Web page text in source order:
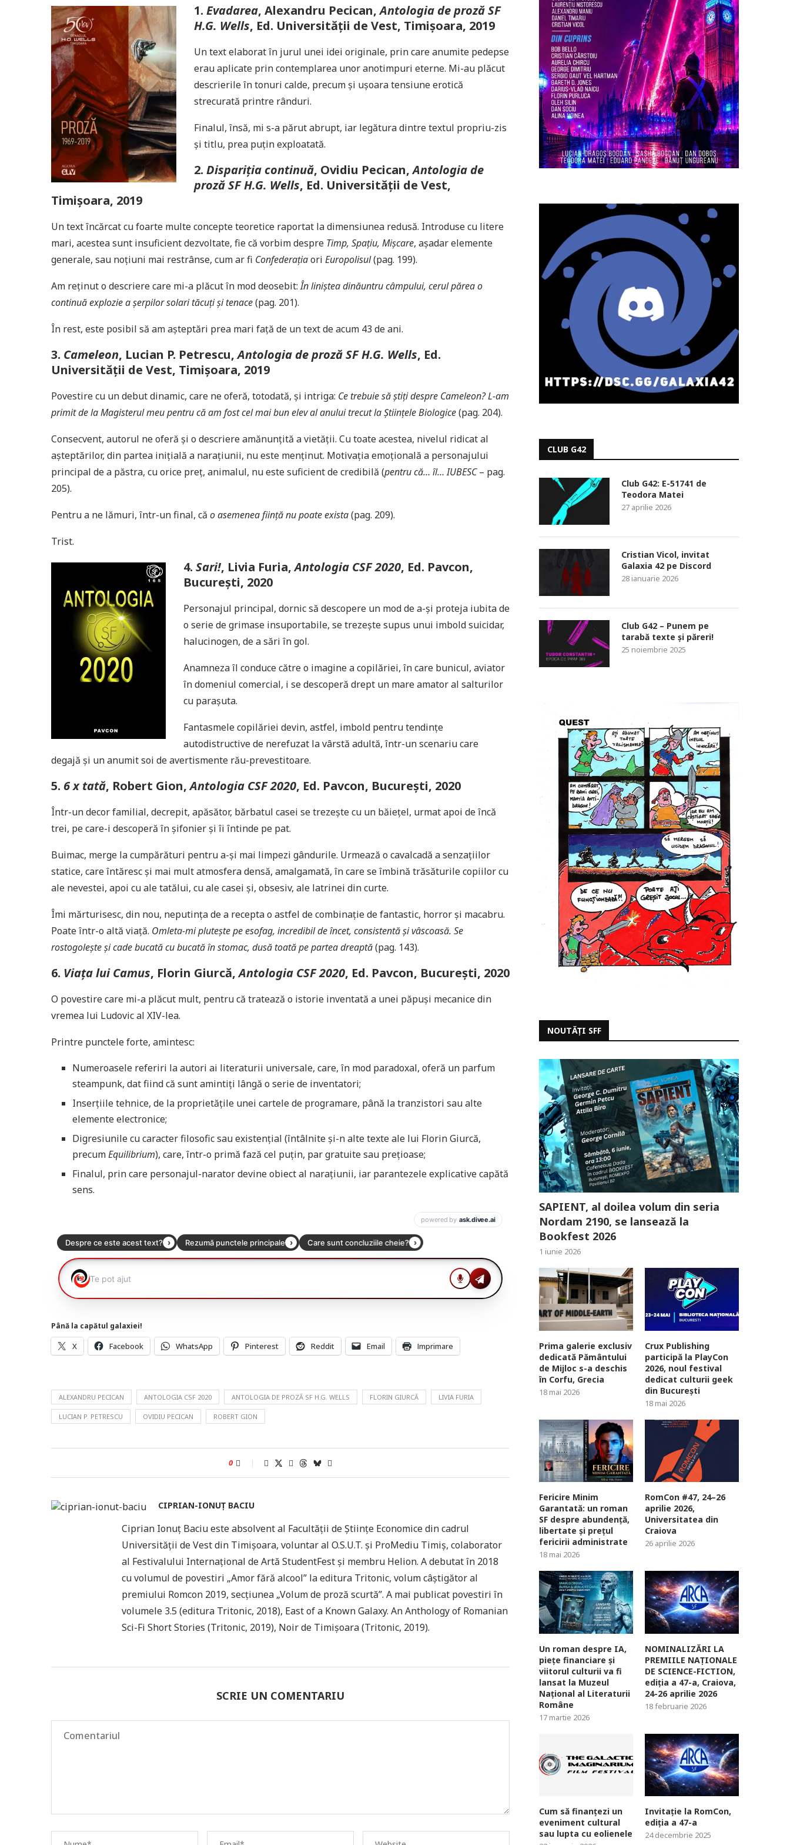
1. Evadarea, Alexandru Pecican,Antologia de proză SF
H.G. Wells, Ed. Universității de Vest, Timișoara, 2019
Un text elaborat în jurul unei idei originale, prin care anumite pedepse
erau aplicate prin contemplarea unor anotimpuri eterne. Mi-au plăcut
descrierile în tonuri calde, precum și ușoara tensiune erotică
strecurată printre rânduri.
Finalul, însă, mi s-a părut abrupt, iar legătura dintre textul propriu-zis
și titlu, prea puțin exploatată.
2. Dispariția continuă, Ovidiu Pecican,Antologia de
proză SF H.G. Wells, Ed. Universității de Vest,
Timișoara, 2019
Un text încărcat cu foarte multe concepte teoretice raportat la dimensiunea redusă. Introduse cu litere
mari, acestea sunt insuficient dezvoltate, fie că vorbim despre Timp, Spațiu, Mișcare, așadar elemente
generale, sau noțiuni mai restrânse, cum ar fi Confederațiaori Europolisul(pag. 199).
Am reținut o descriere care mi-a plăcut în mod deosebit:În liniștea dinăuntru câmpului, cerul părea o
continuă explozie a șerpilor solari tăcuți și tenace(pag. 201).
În rest, este posibil să am așteptări prea mari față de un text de acum 43 de ani.
3. Cameleon, Lucian P. Petrescu,Antologia de proză SF H.G. Wells, Ed.
Universității de Vest, Timișoara, 2019
Povestire cu un debut dinamic, care ne oferă, totodată, și intriga: Ce trebuie să știți despre Cameleon? L-am
primit de la Magisterul meu pentru că am fost cel mai bun elev al anului trecut la Științele Biologice(pag. 204).
Consecvent, autorul ne oferă și o descriere amănunțită a vietății. Cu toate acestea, nivelul ridicat al
așteptărilor, din partea inițială a narațiunii, nu este menținut. Motivația emoțională a personajului
principal de a păstra, cu orice preț, animalul, nu este suficient de credibilă (pentru că… îl… IUBESC– pag.
205).
Pentru a ne lămuri, într-un final, că o asemenea ființă nu poate exista(pag. 209).
Trist.
4. Sari!, Livia Furia,Antologia CSF 2020, Ed. Pavcon,
București, 2020
Personajul principal, dornic să descopere un mod de a-și proteja iubita de
o serie de grimase insuportabile, se trezește supus unui imbold suicidar,
halucinogen, de a sări în gol.
Anamneza îl conduce către o imagine a copilăriei, în care bunicul, aviator
în domeniul comercial, i se descoperă drept un mare amator al salturilor
cu parașuta.
Fantasmele copilăriei devin, astfel, imbold pentru tendințe
autodistructive de nerefuzat la vârstă adultă, într-un scenariu care
degajă și un anumit soi de avertismente rău-prevestitoare.
5. 6 x tată, Robert Gion, Antologia CSF 2020, Ed. Pavcon, București, 2020
Într-un decor familial, decrepit, apăsător, bărbatul casei se trezește cu un băiețel, urmat apoi de încă
trei, pe care-i descoperă în șifonier și îi întinde pe pat.
Buimac, merge la cumpărături pentru a-și mai limpezi gândurile. Urmează o cavalcadă a senzațiilor
statice, care întăresc și mai mult atmosfera densă, amalgamată, în care se îmbină trăsăturile copiilor cu
ale nevestei, apoi cu ale tatălui, cu ale casei și, obsesiv, ale latrinei din curte.
Îmi mărturisesc, din nou, neputința de a recepta o astfel de combinație de fantastic, horror și macabru.
Poate într-o altă viață. Omleta-mi plutește pe esofag, incredibil de încet, consistentă și vâscoasă. Se
rostogolește și cade bucată cu bucată în stomac, dusă toată pe partea dreaptă(pag. 143).
6. Viața lui Camus, Florin Giurcă, Antologia CSF 2020, Ed. Pavcon, București, 2020
O povestire care mi-a plăcut mult, pentru că tratează o istorie inventată a unei păpuși mecanice din
vremea lui Ludovic al XIV-lea.
Printre punctele forte, amintesc:
Numeroasele referiri la autori ai literaturii universale, care, în mod paradoxal, oferă un parfum
steampunk, dat fiind că sunt amintiți lângă o serie de inventatori;
Inserțiile tehnice, de la proprietățile unei cartele de programare, până la tranzistori sau alte
elemente electronice;
Digresiunile cu caracter filosofic sau existențial (întâlnite și-n alte texte ale lui Florin Giurcă,
precumEquilibrium), care, într-o primă fază cel puțin, par gratuite sau prețioase;
Finalul, prin care personajul-narator devine obiect al narațiunii, iar parantezele explicative capătă
sens.
Până la capătul galaxiei!
X Facebook WhatsApp Pinterest Reddit Email Imprimare
ALEXANDRU PECICAN ANTOLOGIA CSF 2020 ANTOLOGIA DE PROZĂ SF H.G. WELLS FLORIN GIURCĂ LIVIA FURIA
LUCIAN P. PETRESCU OVIDIU PECICAN ROBERT GION
0
CIPRIAN-IONUȚ BACIU
Ciprian Ionuț Baciu este absolvent al Facultății de Științe Economice din cadrul
Universității de Vest din Timișoara, voluntar al O.S.U.T. și ProMediu Timiș, colaborator
al Festivalului Internațional de Artă StudentFest și membru Helion. A debutat în 2018
cu volumul de povestiri „Amor fără alcool” la editura Tritonic, volum câștigător al
premiului Romcon 2019, secțiunea „Volum de proză scurtă”. A mai publicat povestiri în
volumele 3.5 (editura Tritonic, 2018), East of a Known Galaxy. An Anthology of Romanian
Sci-Fi Short Stories (Tritonic, 2019), Noir de Timișoara (Tritonic, 2019).
SCRIE UN COMENTARIU
CLUB G42
Club G42: E-51741 de
Teodora Matei
27 aprilie 2026
Cristian Vicol, invitat
Galaxia 42 pe Discord
28 ianuarie 2026
Club G42 – Punem pe
tarabă texte și păreri!
25 noiembrie 2025
NOUTĂȚI SFF
SAPIENT, al doilea volum din seria
Nordam 2190, se lansează la
Bookfest 2026
1 iunie 2026
Prima galerie exclusiv
dedicată Pământului
de Mijloc s-a deschis
în Corfu, Grecia
18 mai 2026
Crux Publishing
participă la PlayCon
2026, noul festival
dedicat culturii geek
din București
18 mai 2026
Fericire Minim
Garantată: un roman
SF despre abundență,
libertate și prețul
fericirii administrate
18 mai 2026
RomCon #47, 24–26
aprilie 2026,
Universitatea din
Craiova
26 aprilie 2026
Un roman despre IA,
piețe financiare și
viitorul culturii va fi
lansat la Muzeul
Național al Literaturii
Române
17 martie 2026
NOMINALIZĂRI LA
PREMIILE NAȚIONALE
DE SCIENCE-FICTION,
ediția a 47-a, Craiova,
24-26 aprilie 2026
18 februarie 2026
Cum să finanțezi un
eveniment cultural
sau lupta cu eolienele
Invitație la RomCon,
ediția a 47-a
24 decembrie 2025